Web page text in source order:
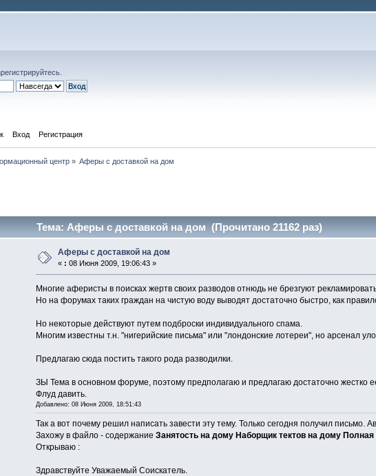
Вход Регистрация
центр » Аферы с доставкой на дом
Тема: Аферы с доставкой на дом (Прочитано 21162 раз)
Аферы с доставкой на дом
« : 08 Июня 2009, 19:06:43 »
Многие аферисты в поисках жертв своих разводов отнюдь не брезгуют
Но на форумах таких граждан на чистую воду выводят достаточно быстро, как
Но некоторые действуют путем подброски индивидуального спама.
Многим известны т.н. "нигерийские письма" или "лондонские лотереи", но арсенал
Предлагаю сюда постить такого рода разводилки.
ЗЫ Тема в основном форуме, поэтому предполагаю и предлагаю достаточно
Флуд давить.
Добавлено: 08 Июня 2009, 18:51:43
Так а вот почему решил написать завести эту тему. Только сегодня получил письмо.
Захожу в файло - содержание Занятость на дому Наборщик тектов на дому
Открываю :
Здравствуйте Уважаемый Соискатель.